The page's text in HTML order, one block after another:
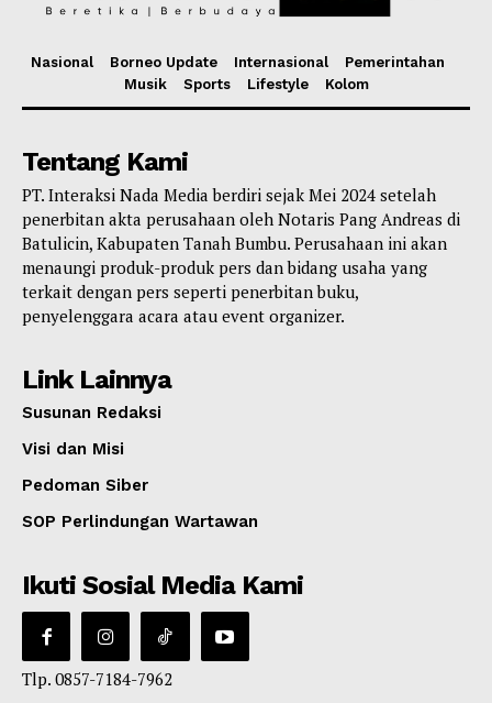
Nasional Borneo Update Internasional
Pemerintahan
Musik
Sports Lifestyle Kolom
Tentang Kami
PT. Interaksi Nada Media berdiri sejak Mei 2024 setelah
penerbitan akta perusahaan oleh Notaris Pang Andreas di
Batulicin, Kabupaten Tanah Bumbu. Perusahaan ini akan
menaungi produk-produk pers dan bidang usaha yang
terkait dengan pers seperti penerbitan buku,
penyelenggara acara atau event organizer.
Link Lainnya
Susunan Redaksi
Visi dan Misi
Pedoman Siber
SOP Perlindungan Wartawan
Ikuti Sosial Media Kami
Tlp. 0857-7184-7962